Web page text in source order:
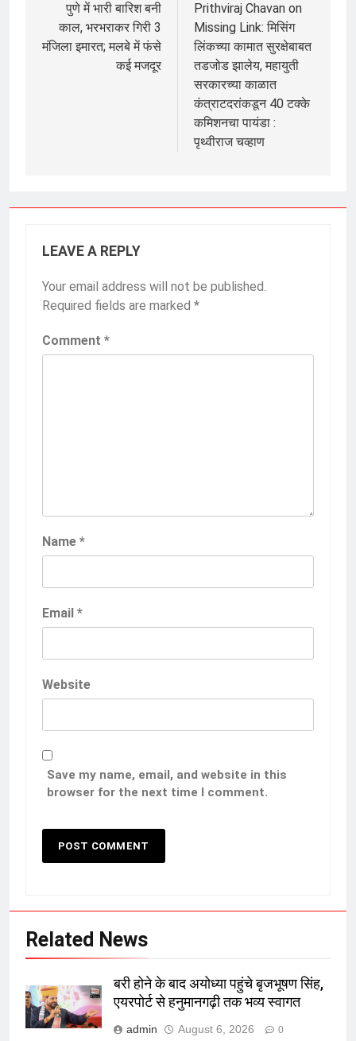
navigation
पुणे में भारी बारिश बनी
काल, भरभराकर गिरी 3
मंजिला इमारत; मलबे में फंसे
कई मजदूर
Prithviraj Chavan on
Missing Link: मिसिंग
लिंकच्या कामात सुरक्षेबाबत
तडजोड झालेय, महायुती
सरकारच्या काळात
कंत्राटदरांकडून 40 टक्के
कमिशनचा पायंडा :
पृथ्वीराज चव्हाण
LEAVE A REPLY
Your email address will not be published.
Required fields are marked *
Comment *
Name *
Email *
Website
Save my name, email, and website in this
browser for the next time I comment.
Related News
बरी होने के बाद अयोध्या पहुंचे बृजभूषण सिंह,
एयरपोर्ट से हनुमानगढ़ी तक भव्य स्वागत
admin August 6, 2026 0